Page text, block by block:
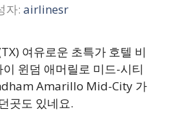
자: airlinesr
여유로운 초특가 호텔 비
윈덤 애머릴로 미드-시티
Amarillo Mid-City 가
곳도 있네요.